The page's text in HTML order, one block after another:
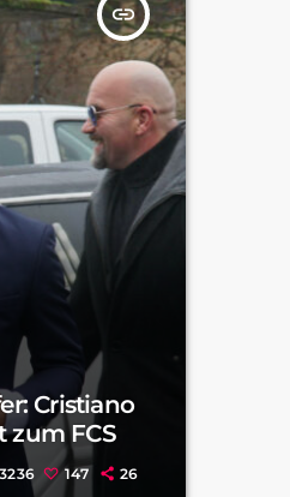
insert_link
Cristiano
zum FCS
147 26